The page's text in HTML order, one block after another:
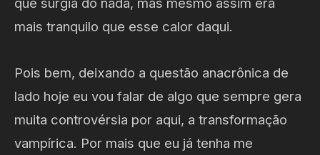
mais tranquilo que esse calor daqui.
Pois bem, deixando a questão anacrônica de
lado hoje eu vou falar de algo que sempre gera
muita controvérsia por aqui, a transformação
vampírica. Por mais que eu já tenha me